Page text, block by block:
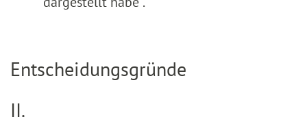
Entscheidungsgründe
II.